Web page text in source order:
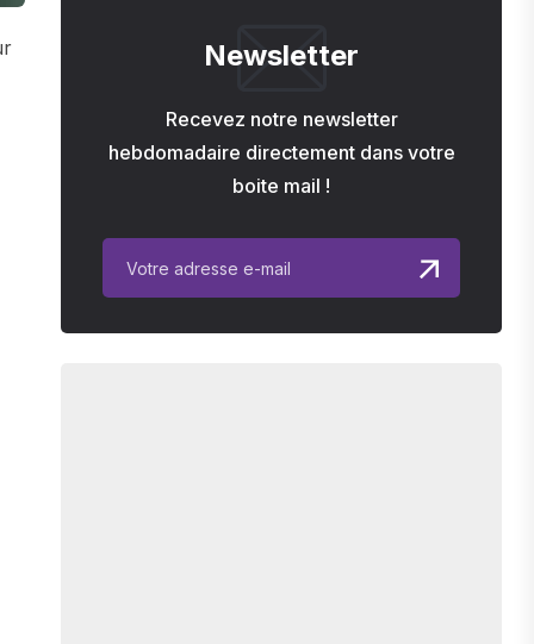
Newsletter
Recevez notre newsletter
hebdomadaire directement dans votre
boite mail !